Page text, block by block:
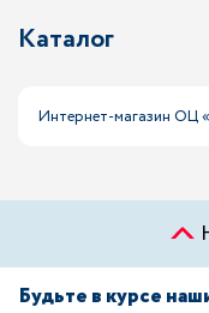
Каталог
Интернет-магазин ОЦ
Будьте в курсе